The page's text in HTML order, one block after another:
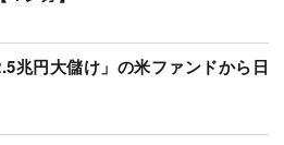
兆円大儲け」の米ファンドから日